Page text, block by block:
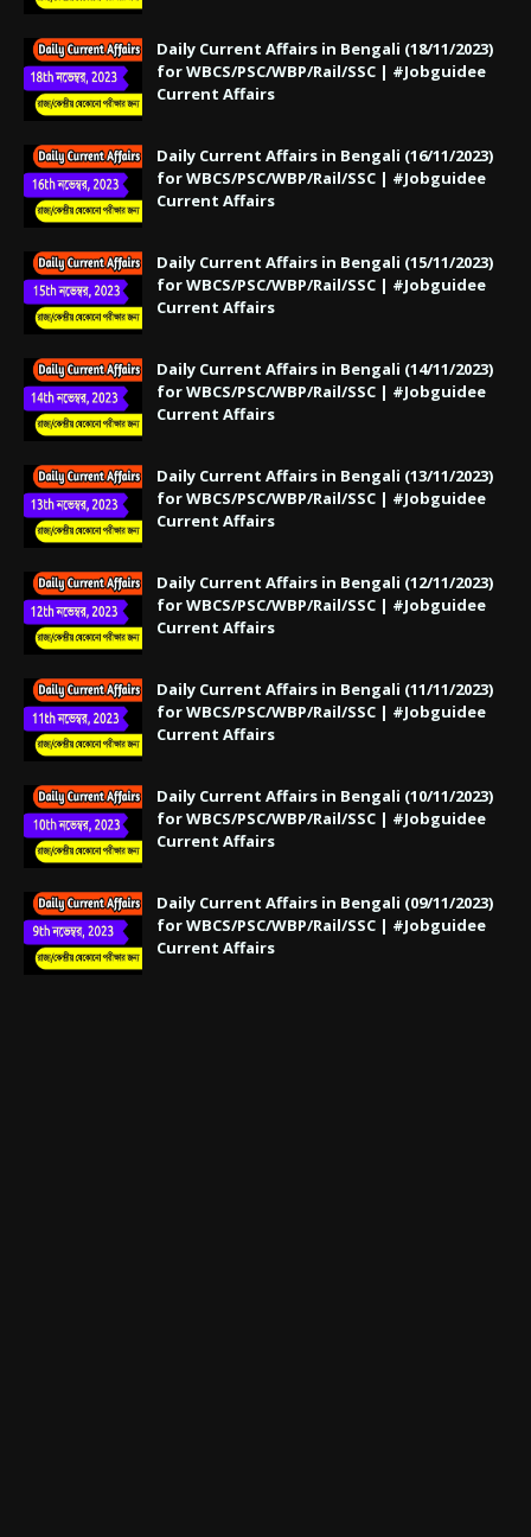
Daily Current Affairs in Bengali (18/11/2023)
for WBCS/PSC/WBP/Rail/SSC | #Jobguidee
Current Affairs
Daily Current Affairs in Bengali (16/11/2023)
for WBCS/PSC/WBP/Rail/SSC | #Jobguidee
Current Affairs
Daily Current Affairs in Bengali (15/11/2023)
for WBCS/PSC/WBP/Rail/SSC | #Jobguidee
Current Affairs
Daily Current Affairs in Bengali (14/11/2023)
for WBCS/PSC/WBP/Rail/SSC | #Jobguidee
Current Affairs
Daily Current Affairs in Bengali (13/11/2023)
for WBCS/PSC/WBP/Rail/SSC | #Jobguidee
Current Affairs
Daily Current Affairs in Bengali (12/11/2023)
for WBCS/PSC/WBP/Rail/SSC | #Jobguidee
Current Affairs
Daily Current Affairs in Bengali (11/11/2023)
for WBCS/PSC/WBP/Rail/SSC | #Jobguidee
Current Affairs
Daily Current Affairs in Bengali (10/11/2023)
for WBCS/PSC/WBP/Rail/SSC | #Jobguidee
Current Affairs
Daily Current Affairs in Bengali (09/11/2023)
for WBCS/PSC/WBP/Rail/SSC | #Jobguidee
Current Affairs